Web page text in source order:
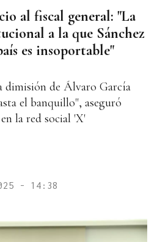
al fiscal general: "La
a la que Sánchez
es insoportable"
dimisión de Álvaro García
el banquillo", aseguró
la red social 'X'
- 14:38